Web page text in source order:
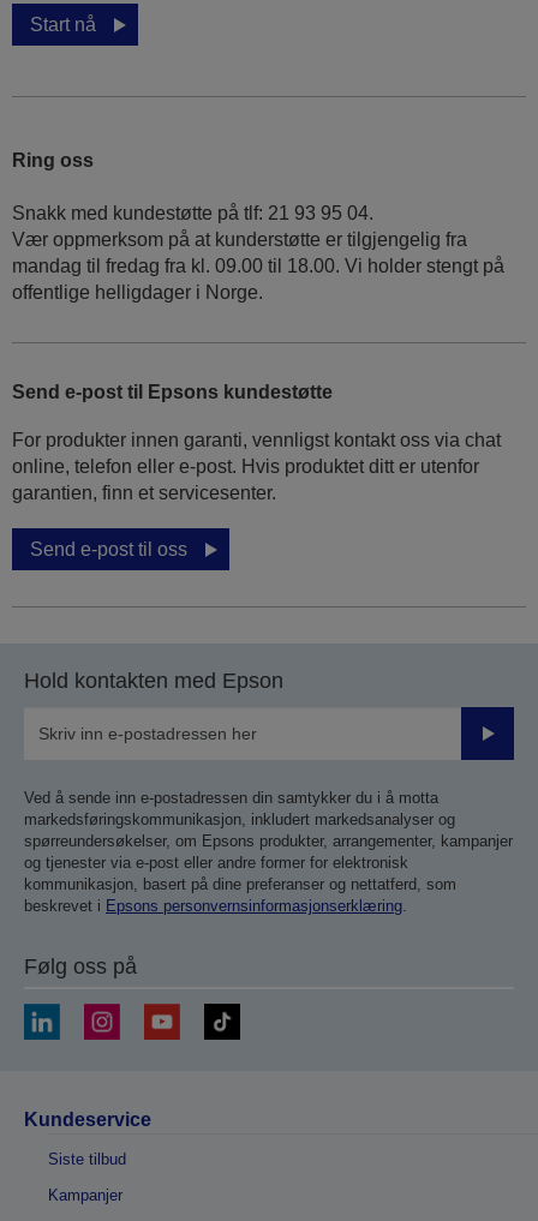
Start nå
Ring oss
Snakk med kundestøtte på tlf: 21 93 95 04.
Vær oppmerksom på at kunderstøtte er tilgjengelig fra
mandag til fredag fra kl. 09.00 til 18.00. Vi holder stengt på
offentlige helligdager i Norge.
Send e-post til Epsons kundestøtte
For produkter innen garanti, vennligst kontakt oss via chat
online, telefon eller e-post. Hvis produktet ditt er utenfor
garantien, finn et servicesenter.
Send e-post til oss
Hold kontakten med Epson
Send
Ved å sende inn e-postadressen din samtykker du i å motta
markedsføringskommunikasjon, inkludert markedsanalyser og
spørreundersøkelser, om Epsons produkter, arrangementer, kampanjer
og tjenester via e-post eller andre former for elektronisk
kommunikasjon, basert på dine preferanser og nettatferd, som
beskrevet i Epsons personvernsinformasjonserklæring.
Følg oss på
Kundeservice
Siste tilbud
Kampanjer